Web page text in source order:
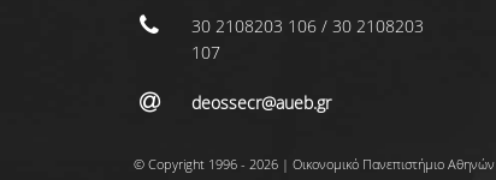
30 2108203 106 / 30 2108203
107
deossecr@aueb.gr
© Copyright 1996 - 2026 | Οικονομικό Πανεπιστήμιο Αθηνών